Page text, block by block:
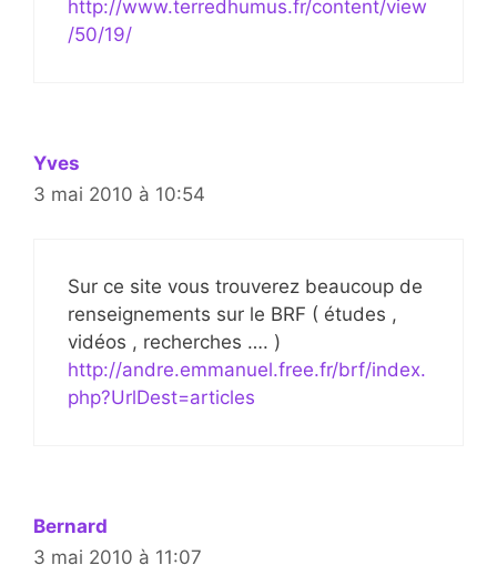
http://www.terredhumus.fr/content/view
/50/19/
Yves
3 mai 2010 à 10:54
Sur ce site vous trouverez beaucoup de
renseignements sur le BRF ( études ,
vidéos , recherches …. )
http://andre.emmanuel.free.fr/brf/index.
php?UrlDest=articles
Bernard
3 mai 2010 à 11:07